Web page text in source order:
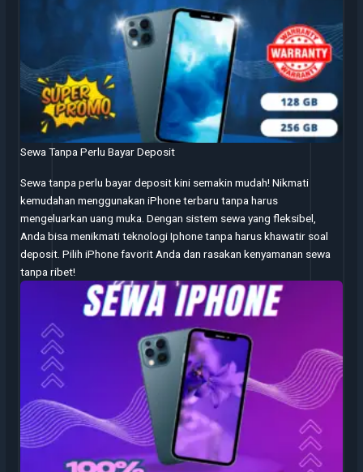
Sewa Tanpa Perlu Bayar Deposit
Sewa tanpa perlu bayar deposit kini semakin mudah! Nikmati
kemudahan menggunakan iPhone terbaru tanpa harus
mengeluarkan uang muka. Dengan sistem sewa yang fleksibel,
Anda bisa menikmati teknologi Iphone tanpa harus khawatir soal
deposit. Pilih iPhone favorit Anda dan rasakan kenyamanan sewa
tanpa ribet!